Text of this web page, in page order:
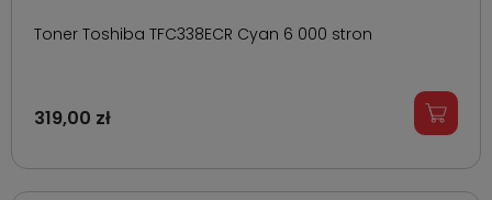
Toner Toshiba TFC338ECR Cyan 6 000 stron
319,00 zł